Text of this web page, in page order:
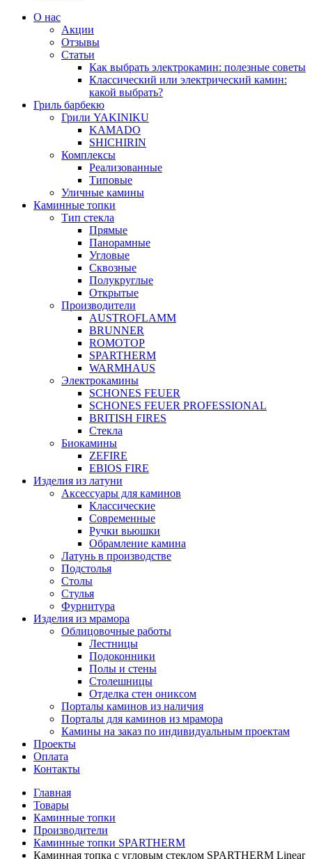
О нас
Акции
Отзывы
Статьи
Как выбрать электрокамин: полезные советы
Классический или электрический камин:
какой выбрать?
Гриль барбекю
Грили YAKINIKU
KAMADO
SHICHIRIN
Комплексы
Реализованные
Типовые
Уличные камины
Каминные топки
Тип стекла
Прямые
Панорамные
Угловые
Сквозные
Полукруглые
Открытые
Производители
AUSTROFLAMM
BRUNNER
ROMOTOP
SPARTHERM
WARMHAUS
Электрокамины
SCHONES FEUER
SCHONES FEUER PROFESSIONAL
BRITISH FIRES
Стекла
Биокамины
ZEFIRE
EBIOS FIRE
Изделия из латуни
Аксессуары для каминов
Классические
Современные
Ручки вьюшки
Обрамление камина
Латунь в производстве
Подстолья
Столы
Стулья
Фурнитура
Изделия из мрамора
Облицовочные работы
Лестницы
Подоконники
Полы и стены
Столешницы
Отделка стен ониксом
Порталы каминов из наличия
Порталы для каминов из мрамора
Камины на заказ по индивидуальным проектам
Проекты
Оплата
Контакты
Главная
Товары
Каминные топки
Производители
Каминные топки SPARTHERM
Каминная топка с угловым стеклом SPARTHERM Linear